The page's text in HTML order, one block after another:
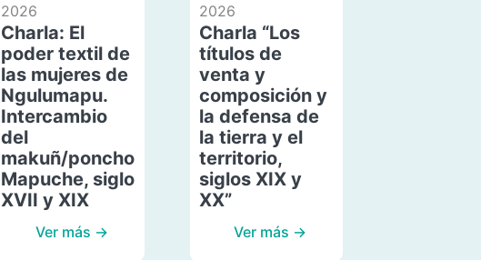
2026
Charla: El
poder textil de
las mujeres de
Ngulumapu.
Intercambio
del
makuñ/poncho
Mapuche, siglo
XVII y XIX
Ver más →
2026
Charla “Los
títulos de
venta y
composición y
la defensa de
la tierra y el
territorio,
siglos XIX y
XX”
Ver más →